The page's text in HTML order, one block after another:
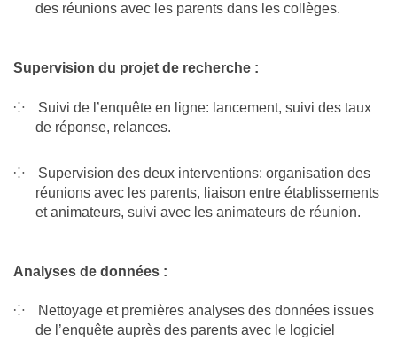
des réunions avec les parents dans les collèges.
Supervision du projet de recherche :
Suivi de l’enquête en ligne: lancement, suivi des taux
de réponse, relances.
Supervision des deux interventions: organisation des
réunions avec les parents, liaison entre établissements
et animateurs, suivi avec les animateurs de réunion.
Analyses de données :
Nettoyage et premières analyses des données issues
de l’enquête auprès des parents avec le logiciel